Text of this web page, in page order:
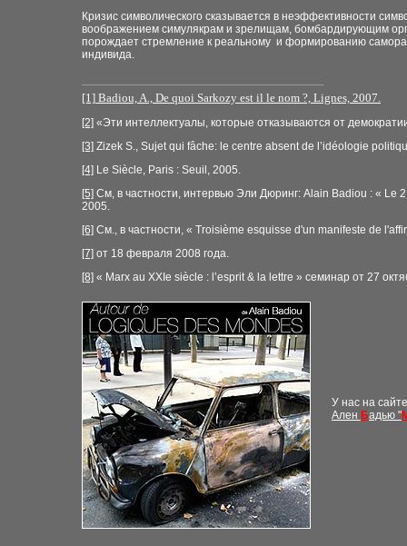
Кризис символического сказывается в неэффективности
воображением симулякрам и зрелищам, бомбардирующим
порождает стремление к реальному и формированию
индивида.
[1] Badiou, A., De quoi Sarkozy est il le nom ?, Lignes, 2007.
[2] «Эти интеллектуалы, которые отказываются от
[3] Zizek S., Sujet qui fâche: le centre absent de l’idéologie
[4] Le Siècle, Paris : Seuil, 2005.
[5] Cм, в частности, интервью Эли Дюринг: Alain Badiou : « Le
2005.
[6] См., в частности, « Troisième esquisse d'un manifeste de
[7] от 18 февраля 2008 года.
[8] « Marx au XXIe siècle : l’esprit & la lettre » семинар от 27
У нас на
Ален Бадью "